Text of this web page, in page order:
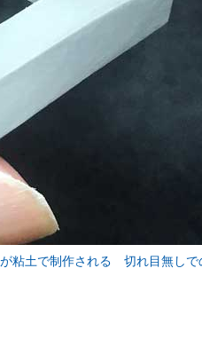
粘土で制作される 切れ目無しで